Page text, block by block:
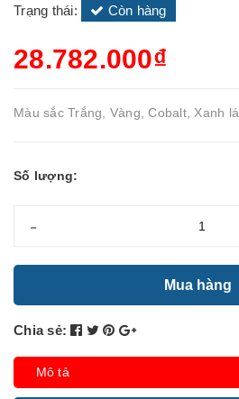
Trạng thái: Còn hàng
28.782.000₫
Màu sắc Trắng, Vàng, Cobalt, Xanh lá
Số lượng:
-
Mua hàng
Chia sẻ:
Mô tả